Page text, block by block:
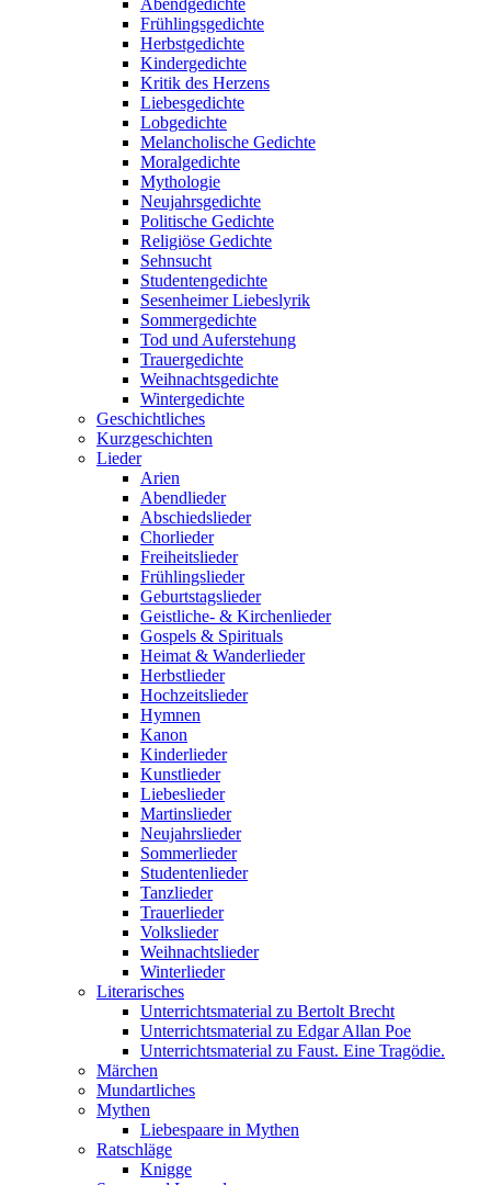
Frühlingsgedichte
Herbstgedichte
Kindergedichte
Kritik des Herzens
Liebesgedichte
Lobgedichte
Melancholische Gedichte
Moralgedichte
Mythologie
Neujahrsgedichte
Politische Gedichte
Religiöse Gedichte
Sehnsucht
Studentengedichte
Sesenheimer Liebeslyrik
Sommergedichte
Tod und Auferstehung
Trauergedichte
Weihnachtsgedichte
Wintergedichte
Geschichtliches
Kurzgeschichten
Lieder
Arien
Abendlieder
Abschiedslieder
Chorlieder
Freiheitslieder
Frühlingslieder
Geburtstagslieder
Geistliche- & Kirchenlieder
Gospels & Spirituals
Heimat & Wanderlieder
Herbstlieder
Hochzeitslieder
Hymnen
Kanon
Kinderlieder
Kunstlieder
Liebeslieder
Martinslieder
Neujahrslieder
Sommerlieder
Studentenlieder
Tanzlieder
Trauerlieder
Volkslieder
Weihnachtslieder
Winterlieder
Literarisches
Unterrichtsmaterial zu Bertolt Brecht
Unterrichtsmaterial zu Edgar Allan Poe
Unterrichtsmaterial zu Faust. Eine Tragödie.
Märchen
Mundartliches
Mythen
Liebespaare in Mythen
Ratschläge
Knigge